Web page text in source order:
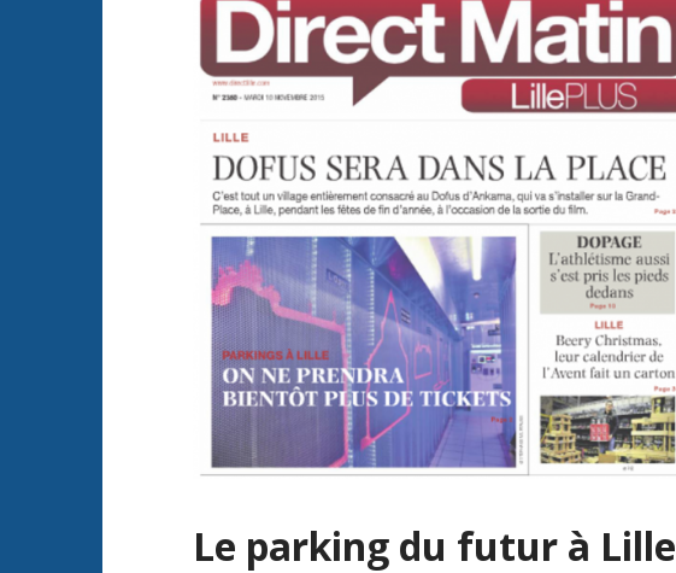
Le parking du futur à Lille